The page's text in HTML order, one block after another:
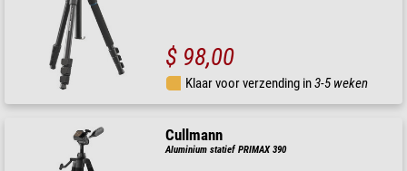
$ 98,00
Klaar voor verzending in3-5 weken
Cullmann
Aluminium statief PRIMAX 390